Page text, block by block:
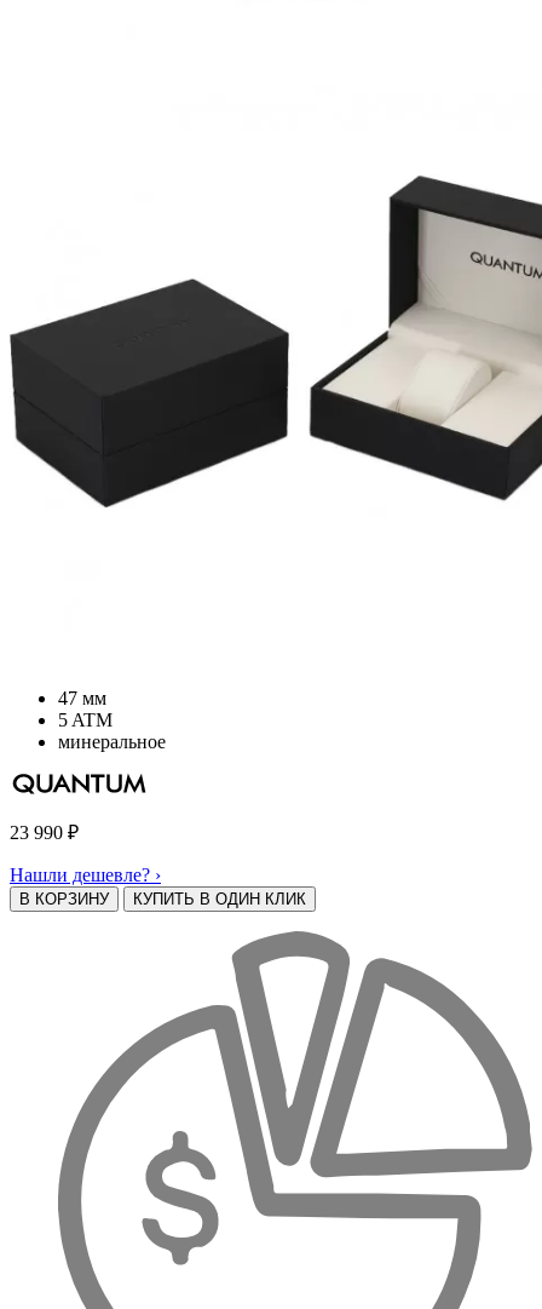
47 мм
5 ATM
минеральное
23 990 ₽
Нашли дешевле? ›
В КОРЗИНУ КУПИТЬ В ОДИН КЛИК